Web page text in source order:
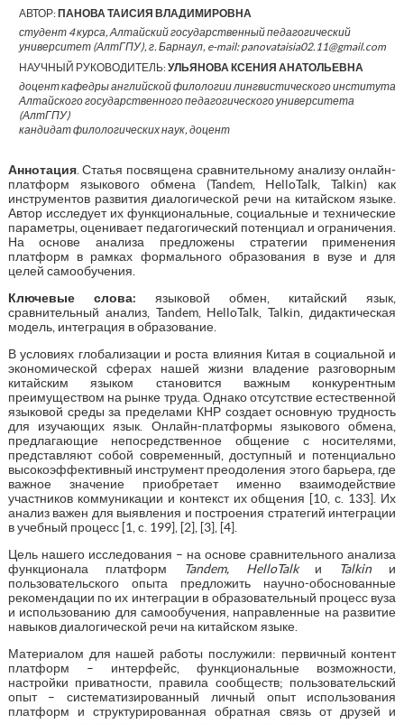
АВТОР:ПАНОВА ТАИСИЯ ВЛАДИМИРОВНА
студент 4 курса, Алтайский государственный педагогический
университет (АлтГПУ), г. Барнаул, e-mail: panovataisia02.11@gmail.com
НАУЧНЫЙ РУКОВОДИТЕЛЬ:УЛЬЯНОВА КСЕНИЯ АНАТОЛЬЕВНА
доцент кафедры английской филологии лингвистического института
Алтайского государственного педагогического университета
(АлтГПУ)
кандидат филологических наук, доцент
Аннотация. Статья посвящена сравнительному анализу онлайн-
платформ языкового обмена (Tandem, HelloTalk, Talkin) как
инструментов развития диалогической речи на китайском языке.
Автор исследует их функциональные, социальные и технические
параметры, оценивает педагогический потенциал и ограничения.
На основе анализа предложены стратегии применения
платформ в рамках формального образования в вузе и для
целей самообучения.
Ключевые слова: языковой обмен, китайский язык,
сравнительный анализ, Tandem, HelloTalk, Talkin, дидактическая
модель, интеграция в образование.
В условиях глобализации и роста влияния Китая в социальной и
экономической сферах нашей жизни владение разговорным
китайским языком становится важным конкурентным
преимуществом на рынке труда. Однако отсутствие естественной
языковой среды за пределами КНР создает основную трудность
для изучающих язык. Онлайн-платформы языкового обмена,
предлагающие непосредственное общение с носителями,
представляют собой современный, доступный и потенциально
высокоэффективный инструмент преодоления этого барьера, где
важное значение приобретает именно взаимодействие
участников коммуникации и контекст их общения [10, с. 133]. Их
анализ важен для выявления и построения стратегий интеграции
в учебный процесс [1, c. 199], [2], [3], [4].
Цель нашего исследования – на основе сравнительного анализа
функционала платформ
Tandem, HelloTalkи Talkinи
пользовательского опыта предложить научно-обоснованные
рекомендации по их интеграции в образовательный процесс вуза
и использованию для самообучения, направленные на развитие
навыков диалогической речи на китайском языке.
Материалом для нашей работы послужили: первичный контент
платформ – интерфейс, функциональные возможности,
настройки приватности, правила сообществ; пользовательский
опыт – систематизированный личный опыт использования
платформ и структурированная обратная связь от друзей и